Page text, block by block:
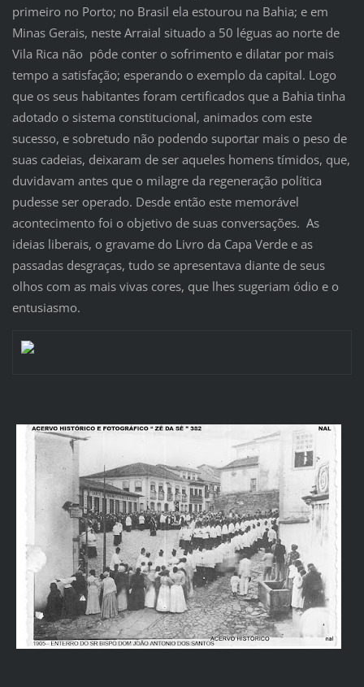
primeiro no Porto; no Brasil ela estourou na Bahia; e em
Minas Gerais, neste Arraial situado a 50 léguas ao norte de
Vila Rica não pôde conter o sofrimento e dilatar por mais
tempo a satisfação; esperando o exemplo da capital. Logo
que os seus habitantes foram certificados que a Bahia tinha
adotado o sistema constitucional, animados com este
sucesso, e sobretudo não podendo suportar mais o peso de
suas cadeias, deixaram de ser aqueles homens tímidos, que,
duvidavam antes que o milagre da regeneração política
pudesse ser operado. Desde então este memorável
acontecimento foi o objetivo de suas conversações. As
ideias liberais, o gravame do Livro da Capa Verde e as
passadas desgraças, tudo se apresentava diante de seus
olhos com as mais vivas cores, que lhes sugeriam ódio e o
entusiasmo.